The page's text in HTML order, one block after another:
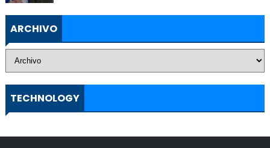
ARCHIVO
TECHNOLOGY